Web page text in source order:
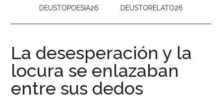
DEUSTOPOESIA26 DEUSTORELATO26
La desesperación y la
locura se enlazaban
entre sus dedos